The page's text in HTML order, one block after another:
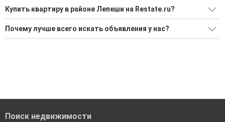
Купить квартиру в районе Лепеши на Restate.ru?
Поможем Купить квартиру в районе Лепеши?
Воспользуйтесь нашим поиском по новостройкам, для
Почему лучше всего искать объявления у нас?
Поиск недвижимости